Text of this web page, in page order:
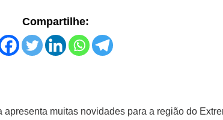
Compartilhe:
muitas novidades para a região do